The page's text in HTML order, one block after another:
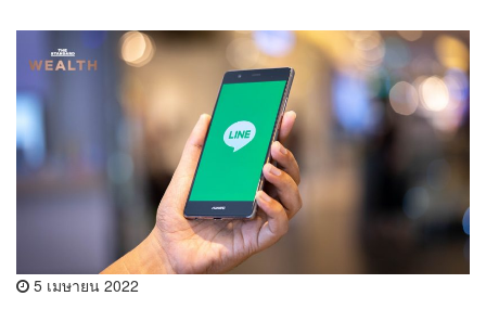
5 เมษายน 2022